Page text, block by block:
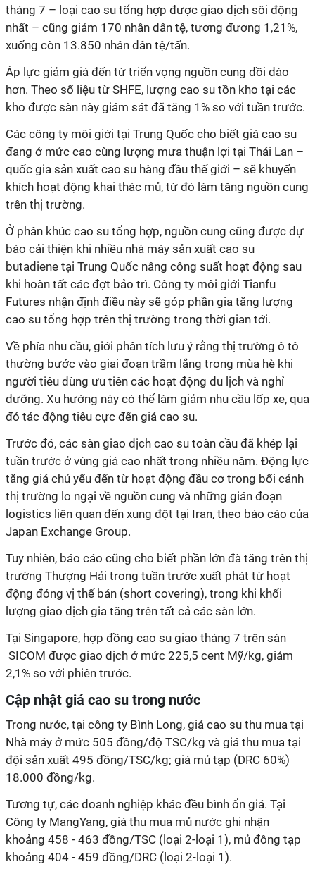
tháng 7 – loại cao su tổng hợp được giao dịch sôi động
nhất – cũng giảm 170 nhân dân tệ, tương đương 1,21%,
xuống còn 13.850 nhân dân tệ/tấn.
Áp lực giảm giá đến từ triển vọng nguồn cung dồi dào
hơn. Theo số liệu từ SHFE, lượng cao su tồn kho tại các
kho được sàn này giám sát đã tăng 1% so với tuần trước.
Các công ty môi giới tại Trung Quốc cho biết giá cao su
đang ở mức cao cùng lượng mưa thuận lợi tại Thái Lan –
quốc gia sản xuất cao su hàng đầu thế giới – sẽ khuyến
khích hoạt động khai thác mủ, từ đó làm tăng nguồn cung
trên thị trường.
Ở phân khúc cao su tổng hợp, nguồn cung cũng được dự
báo cải thiện khi nhiều nhà máy sản xuất cao su
butadiene tại Trung Quốc nâng công suất hoạt động sau
khi hoàn tất các đợt bảo trì. Công ty môi giới Tianfu
Futures nhận định điều này sẽ góp phần gia tăng lượng
cao su tổng hợp trên thị trường trong thời gian tới.
Về phía nhu cầu, giới phân tích lưu ý rằng thị trường ô tô
thường bước vào giai đoạn trầm lắng trong mùa hè khi
người tiêu dùng ưu tiên các hoạt động du lịch và nghỉ
dưỡng. Xu hướng này có thể làm giảm nhu cầu lốp xe, qua
đó tác động tiêu cực đến giá cao su.
Trước đó, các sàn giao dịch cao su toàn cầu đã khép lại
tuần trước ở vùng giá cao nhất trong nhiều năm. Động lực
tăng giá chủ yếu đến từ hoạt động đầu cơ trong bối cảnh
thị trường lo ngại về nguồn cung và những gián đoạn
logistics liên quan đến xung đột tại Iran, theo báo cáo của
Japan Exchange Group.
Tuy nhiên, báo cáo cũng cho biết phần lớn đà tăng trên thị
trường Thượng Hải trong tuần trước xuất phát từ hoạt
động đóng vị thế bán (short covering), trong khi khối
lượng giao dịch gia tăng trên tất cả các sàn lớn.
Tại Singapore, hợp đồng cao su giao tháng 7 trên sàn
SICOM được giao dịch ở mức 225,5 cent Mỹ/kg, giảm
2,1% so với phiên trước.
Cập nhật giá cao su trong nước
Trong nước, tại công ty Bình Long, giá cao su thu mua tại
Nhà máy ở mức 505 đồng/độ TSC/kg và giá thu mua tại
đội sản xuất 495 đồng/TSC/kg; giá mủ tạp (DRC 60%)
18.000 đồng/kg.
Tương tự, các doanh nghiệp khác đều bình ổn giá. Tại
Công ty MangYang, giá thu mua mủ nước ghi nhận
khoảng 458 - 463 đồng/TSC (loại 2-loại 1), mủ đông tạp
khoảng 404 - 459 đồng/DRC (loại 2-loại 1).